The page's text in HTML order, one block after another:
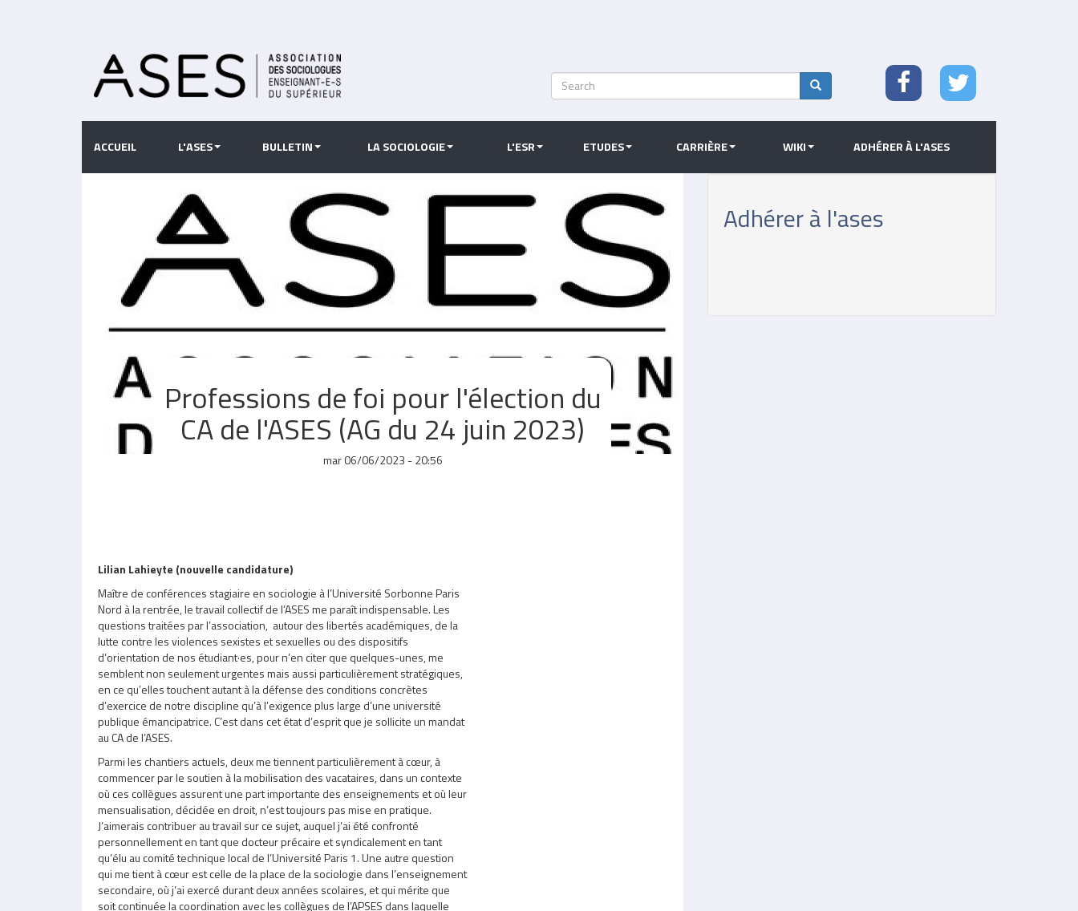
Rechercher
Search Search
ACCUEIL L'ASES BULLETIN LA SOCIOLOGIE L'ESR ETUDES CARRIÈRE WIKI ADHÉRER À L'ASES
Professions de foi pour l'élection du
CA de l'ASES (AG du 24 juin 2023)
mar 06/06/2023 - 20:56
Lilian Lahieyte (nouvelle candidature)
Maître de conférences stagiaire en sociologie à l’Université Sorbonne Paris
Nord à la rentrée, le travail collectif de l’ASES me paraît indispensable. Les
questions traitées par l’association, autour des libertés académiques, de la
lutte contre les violences sexistes et sexuelles ou des dispositifs
d’orientation de nos étudiant·es, pour n’en citer que quelques-unes, me
semblent non seulement urgentes mais aussi particulièrement stratégiques,
en ce qu’elles touchent autant à la défense des conditions concrètes
d’exercice de notre discipline qu’à l’exigence plus large d’une université
publique émancipatrice. C’est dans cet état d’esprit que je sollicite un mandat
au CA de l’ASES.
Parmi les chantiers actuels, deux me tiennent particulièrement à cœur, à
commencer par le soutien à la mobilisation des vacataires, dans un contexte
où ces collègues assurent une part importante des enseignements et où leur
mensualisation, décidée en droit, n’est toujours pas mise en pratique.
J’aimerais contribuer au travail sur ce sujet, auquel j’ai été confronté
personnellement en tant que docteur précaire et syndicalement en tant
qu’élu au comité technique local de l’Université Paris 1. Une autre question
qui me tient à cœur est celle de la place de la sociologie dans l’enseignement
secondaire, où j’ai exercé durant deux années scolaires, et qui mérite que
soit continuée la coordination avec les collègues de l’APSES dans laquelle
Adhérer à l'ases